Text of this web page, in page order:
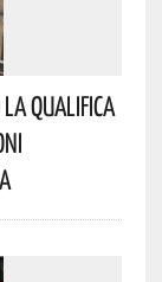
Qualifica